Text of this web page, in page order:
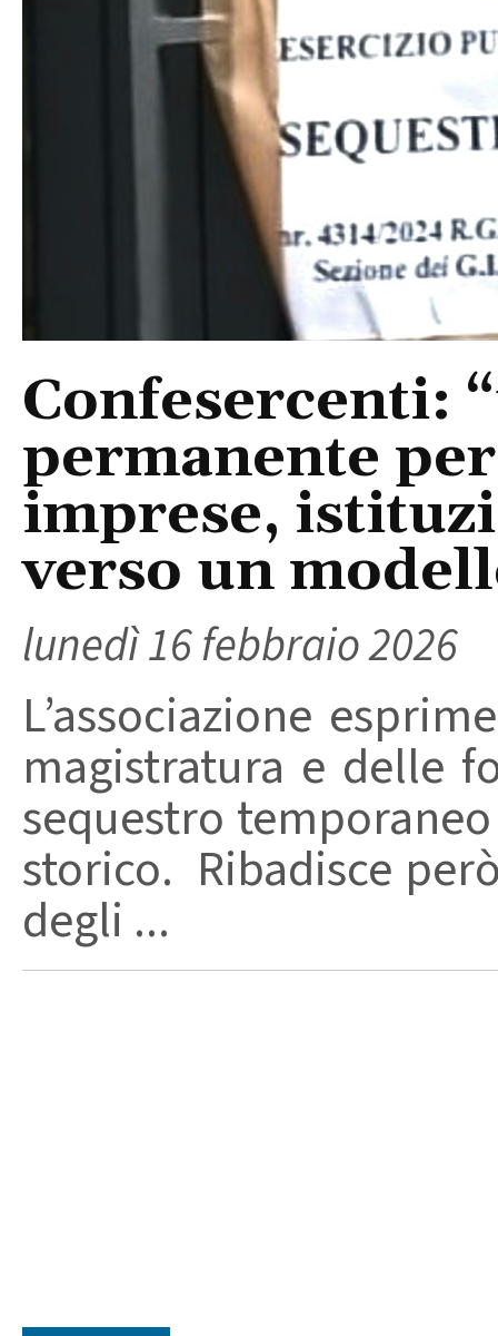
Confesercenti:
permanente
imprese,
verso un
lunedì 16 febbraio 2026
L’associazione
magistratura e delle
sequestro
storico. Ribadisce
degli ...